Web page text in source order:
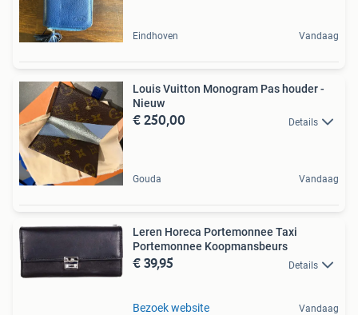
Eindhoven Vandaag
Louis Vuitton Monogram Pas houder -
Nieuw
€ 250,00 Details
Gouda Vandaag
Leren Horeca Portemonnee Taxi
Portemonnee Koopmansbeurs
€ 39,95 Details
Bezoek website Vandaag